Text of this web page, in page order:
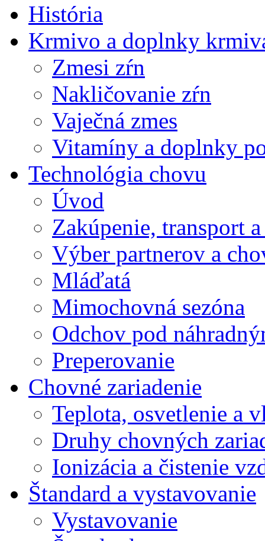
História
Krmivo a doplnky
Zmesi zŕn
Nakličovanie zŕn
Vaječná zmes
Vitamíny a doplnky
Technológia chovu
Úvod
Zakúpenie, transport
Výber partnerov a
Mláďatá
Mimochovná sezóna
Odchov pod
Preperovanie
Chovné zariadenie
Teplota, osvetlenie a
Druhy chovných
Ionizácia a čistenie
Štandard a vystavovanie
Vystavovanie